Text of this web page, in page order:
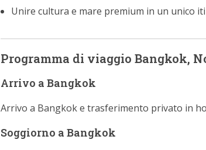
Unire cultura e mare premium in un unico
Programma di viaggio Bangkok,
Arrivo a Bangkok
Arrivo a Bangkok e trasferimento privato in
Soggiorno a Bangkok